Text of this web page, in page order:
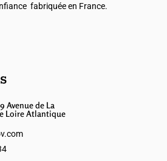
fabriquée en France.
Avenue de La
Loire Atlantique